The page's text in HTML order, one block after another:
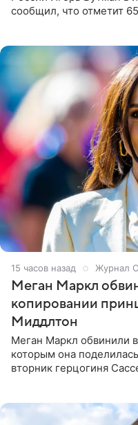
сообщил, что отметит
15 часов назад Журнал
Меган Маркл
копировании
Миддлтон
Меган Маркл обвинили
которым она
вторник герцогиня